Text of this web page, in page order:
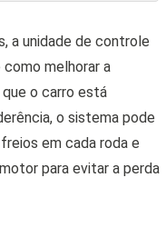
de Tração. O ABS
frenagem, enquanto o
das rodas
proporciona uma
do veículo.